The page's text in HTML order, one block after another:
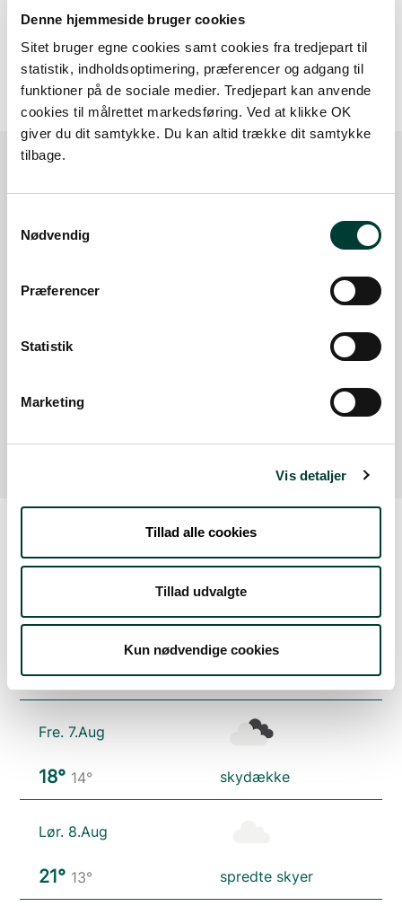
Denne hjemmeside bruger cookies
Sitet bruger egne cookies samt cookies fra tredjepart til
statistik, indholdsoptimering, præferencer og adgang til
funktioner på de sociale medier. Tredjepart kan anvende
cookies til målrettet markedsføring. Ved at klikke OK
giver du dit samtykke. Du kan altid trække dit samtykke
tilbage.
Nødvendig
Præferencer
Statistik
Marketing
Vis detaljer
Tillad alle cookies
Tillad udvalgte
Kun nødvendige cookies
Sådan kommer du dertil
Med offentlig transport
Google Maps
Der er ingen parkeringspladser i umiddelbar nærhed
Vejrudsigt
Tors. 6.Aug
21°16° spredt skydække
Fre. 7.Aug
18° 14° skydække
Lør. 8.Aug
21° 13° spredte skyer